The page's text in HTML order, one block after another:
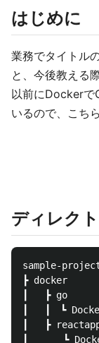
はじめに
業務でタイトル
と、今後教える
以前にDockerで
いるので、こち
ディレク
sample-
┣ docker
┃   ┣ go
┃   ┃　┗
┃   ┣
┃　　　 ┗